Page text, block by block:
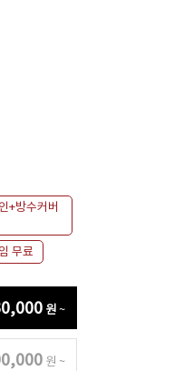
+방수커버
무료
원~
원 ~